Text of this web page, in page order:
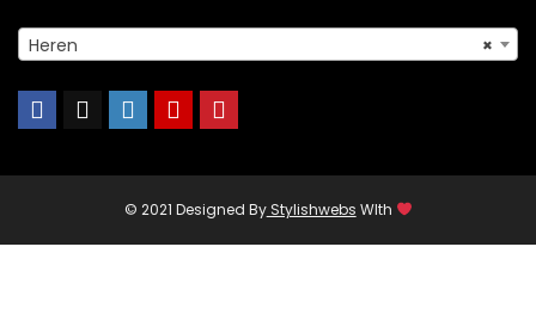
×
Heren
© 2021 Designed ByStylishwebs WIth